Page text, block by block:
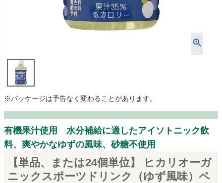
※パッケージは予告なく変わることがあります。
有機果汁使用 水分補給に適したアイソトニック飲
料、爽やかなゆずの風味、砂糖不使用
【単品、または24個単位】 ヒカリオーガ
ニックスポーツドリンク（ゆず風味）ペ